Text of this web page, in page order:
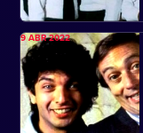
9 ABR 2022